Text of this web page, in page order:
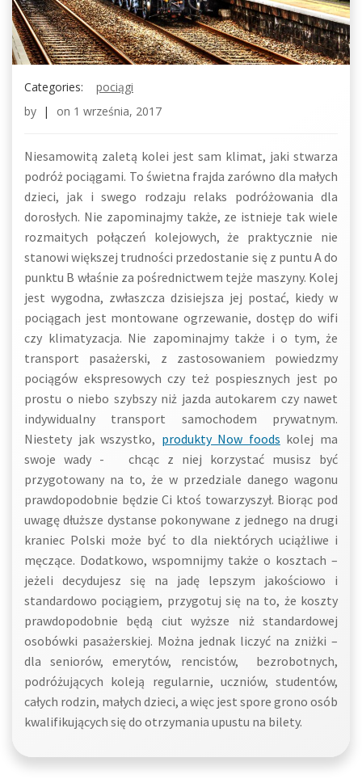
Categories:
pociągi
by | on 1 września, 2017
Niesamowitą zaletą kolei jest sam klimat, jaki stwarza
podróż pociągami. To świetna frajda zarówno dla małych
dzieci, jak i swego rodzaju relaks podróżowania dla
dorosłych. Nie zapominajmy także, ze istnieje tak wiele
rozmaitych połączeń kolejowych, że praktycznie nie
stanowi większej trudności przedostanie się z puntu A do
punktu B właśnie za pośrednictwem tejże maszyny. Kolej
jest wygodna, zwłaszcza dzisiejsza jej postać, kiedy w
pociągach jest montowane ogrzewanie, dostęp do wifi
czy klimatyzacja. Nie zapominajmy także i o tym, że
transport pasażerski, z zastosowaniem powiedzmy
pociągów ekspresowych czy też pospiesznych jest po
prostu o niebo szybszy niż jazda autokarem czy nawet
indywidualny transport samochodem prywatnym.
Niestety jak wszystko, produkty Now foods kolej ma
swoje wady - chcąc z niej korzystać musisz być
przygotowany na to, że w przedziale danego wagonu
prawdopodobnie będzie Ci ktoś towarzyszył. Biorąc pod
uwagę dłuższe dystanse pokonywane z jednego na drugi
kraniec Polski może być to dla niektórych uciążliwe i
męczące. Dodatkowo, wspomnijmy także o kosztach –
jeżeli decydujesz się na jadę lepszym jakościowo i
standardowo pociągiem, przygotuj się na to, że koszty
prawdopodobnie będą ciut wyższe niż standardowej
osobówki pasażerskiej. Można jednak liczyć na zniżki –
dla seniorów, emerytów, rencistów, bezrobotnych,
podróżujących koleją regularnie, uczniów, studentów,
całych rodzin, małych dzieci, a więc jest spore grono osób
kwalifikujących się do otrzymania upustu na bilety.